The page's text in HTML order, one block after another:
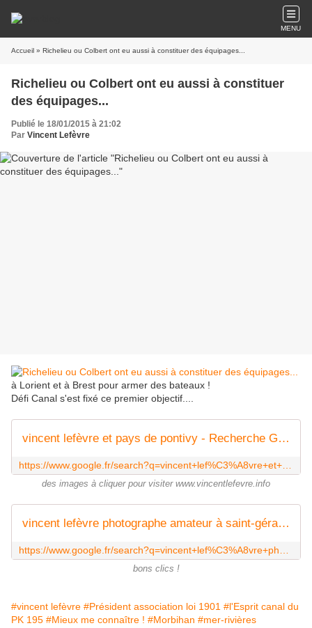
MENU
Accueil » Richelieu ou Colbert ont eu aussi à constituer des équipages...
Richelieu ou Colbert ont eu aussi à constituer
des équipages...
Publié le 18/01/2015 à 21:02
Par Vincent Lefèvre
à Lorient et à Brest pour armer des bateaux !
Défi Canal s'est fixé ce premier objectif....
vincent lefèvre et pays de pontivy - Recherche Google
des images à cliquer pour visiter www.vincentlefevre.info
vincent lefèvre photographe amateur à saint-gérand - Recherche Google
bons clics !
#vincent lefèvre #Président association loi 1901 #l'Esprit canal du
PK 195 #Mieux me connaître ! #Morbihan #mer-rivières